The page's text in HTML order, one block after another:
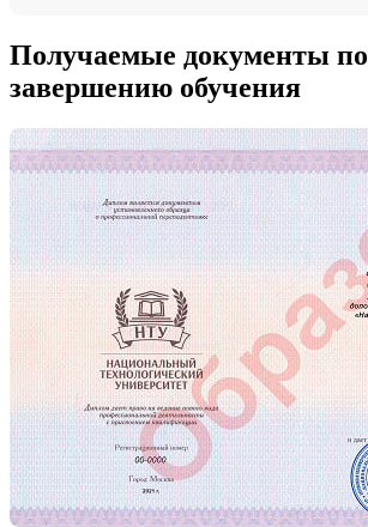
Получаемые документы по
завершению обучения